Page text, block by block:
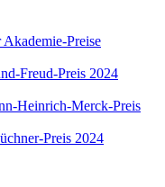
Preise
Freud-Preis 2024
Heinrich-Merck-Preis
Preis 2024